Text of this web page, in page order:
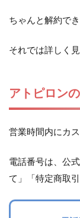
ちゃんと解約で
それでは詳しく
アトピロン
営業時間内にカ
電話番号は、公
て」「特定商取